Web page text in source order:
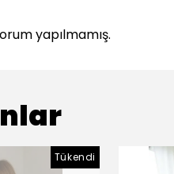
yapılmamış.
Tükendi